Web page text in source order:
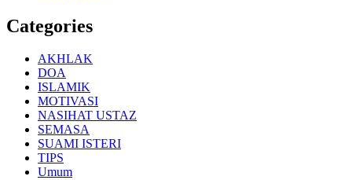
Categories
AKHLAK
DOA
ISLAMIK
MOTIVASI
NASIHAT USTAZ
SEMASA
SUAMI ISTERI
TIPS
Umum